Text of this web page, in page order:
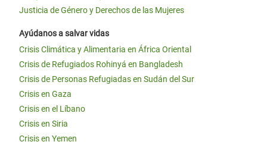
Justicia de Género y Derechos de las Mujeres
Ayúdanos a salvar vidas
Crisis Climática y Alimentaria en África Oriental
Crisis de Refugiados Rohinyá en Bangladesh
Crisis de Personas Refugiadas en Sudán del Sur
Crisis en Gaza
Crisis en el Líbano
Crisis en Siria
Crisis en Yemen